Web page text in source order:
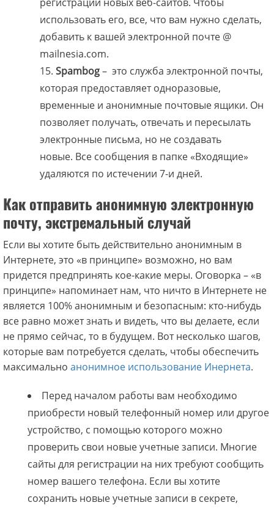
использовать его, все, что вам нужно сделать,
добавить к вашей электронной почте @
mailnesia.com.
Spambog– это служба электронной почты,
которая предоставляет одноразовые,
временные и анонимные почтовые ящики. Он
позволяет получать, отвечать и пересылать
электронные письма, но не создавать
новые. Все сообщения в папке «Входящие»
удаляются по истечении 7-и дней.
Как отправить анонимную электронную
почту, экстремальный случай
Если вы хотите быть действительно анонимным в
Интернете, это «в принципе» возможно, но вам
придется предпринять кое-какие меры. Оговорка – «в
принципе» напоминает нам, что ничто в Интернете не
является 100% анонимным и безопасным: кто-нибудь
все равно может знать и видеть, что вы делаете, если
не прямо сейчас, то в будущем. Вот несколько шагов,
которые вам потребуется сделать, чтобы обеспечить
максимально анонимное использование Инернета.
Перед началом работы вам необходимо
приобрести новый телефонный номер или другое
устройство, с помощью которого можно
проверить свои новые учетные записи. Многие
сайты для регистрации на них требуют сообщить
номер вашего телефона. Если вы хотите
сохранить новые учетные записи в секрете,